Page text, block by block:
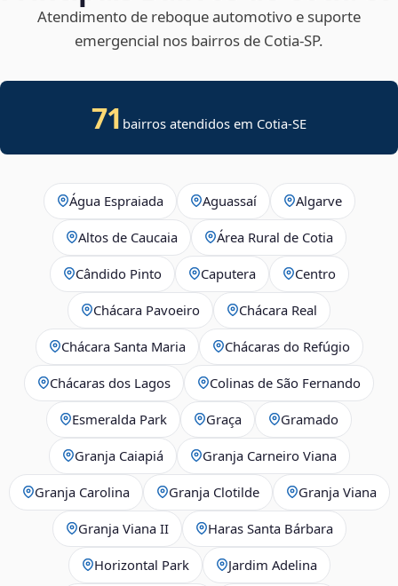
Atendimento de reboque automotivo e suporte
emergencial nos bairros de Cotia‑SP.
71 bairros atendidos em Cotia-SE
Água Espraiada Aguassaí Algarve
Altos de Caucaia Área Rural de Cotia
Cândido Pinto Caputera Centro
Chácara Pavoeiro Chácara Real
Chácara Santa Maria Chácaras do Refúgio
Chácaras dos Lagos Colinas de São Fernando
Esmeralda Park Graça Gramado
Granja Caiapiá Granja Carneiro Viana
Granja Carolina Granja Clotilde Granja Viana
Granja Viana II Haras Santa Bárbara
Horizontal Park Jardim Adelina